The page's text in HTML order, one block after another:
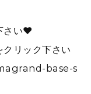
さい❤︎
リック下さい
base-s